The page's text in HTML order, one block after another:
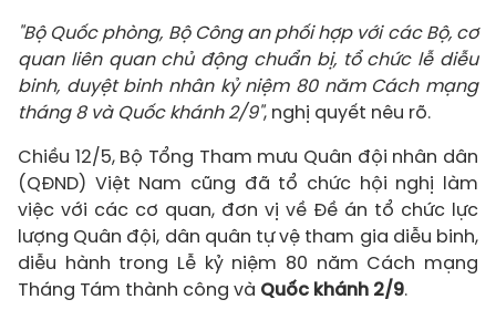
"Bộ Quốc phòng, Bộ Công an phối hợp với các Bộ, cơ
quan liên quan chủ động chuẩn bị, tổ chức lễ diễu
binh, duyệt binh nhân kỷ niệm 80 năm Cách mạng
tháng 8 và Quốc khánh 2/9", nghị quyết nêu rõ.
Chiều 12/5, Bộ Tổng Tham mưu Quân đội nhân dân
(QĐND) Việt Nam cũng đã tổ chức hội nghị làm
việc với các cơ quan, đơn vị về Đề án tổ chức lực
lượng Quân đội, dân quân tự vệ tham gia diễu binh,
diễu hành trong Lễ kỷ niệm 80 năm Cách mạng
Tháng Tám thành công và Quốc khánh 2/9.